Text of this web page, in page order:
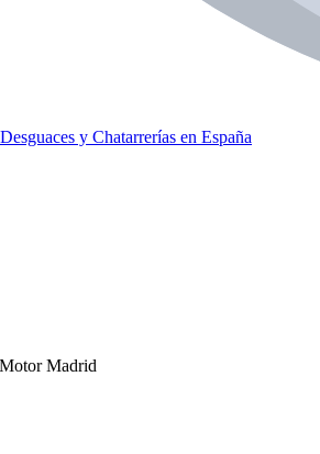
Desguaces y Chatarrerías en España
Madrid